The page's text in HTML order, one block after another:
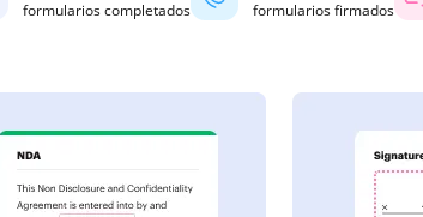
formularios completados formularios firmados